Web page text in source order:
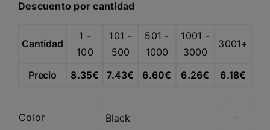
Descuento por cantidad
Cantidad
1 -
100
101 -
500
501 -
1000
1001 -
3000
3001+
Precio 8.35€ 7.43€ 6.60€ 6.26€ 6.18€
Color